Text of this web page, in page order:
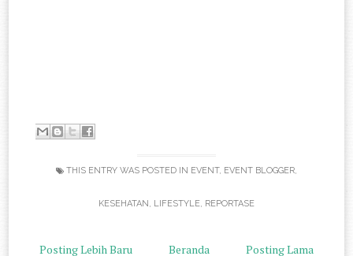
THIS ENTRY WAS POSTED IN EVENT, EVENT BLOGGER,
KESEHATAN , LIFESTYLE, REPORTASE
Posting Lebih Baru Posting Lama
Beranda